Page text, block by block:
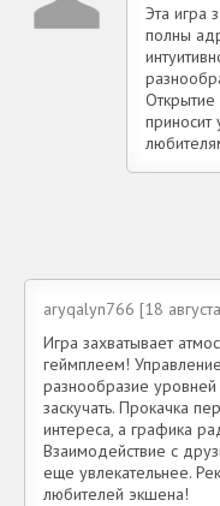
Эта игра
полны
aryqalyn766 [18
Игра захватывает
геймплеем!
разнообразие
заскучать. Прокачка
интереса, а графика
Взаимодействие с
еще увлекательнее.
любителей экшена!